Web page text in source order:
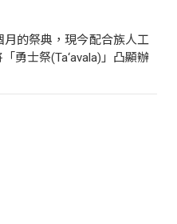
的祭典，現今配合族人工
勇士祭(Ta‘avala)」凸顯辦